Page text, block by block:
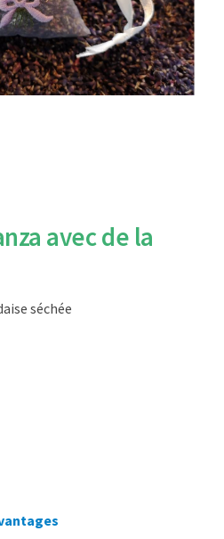
avec de la
séchée